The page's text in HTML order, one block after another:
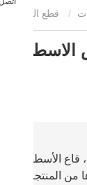
قطع البناء
قاع الأسطوانة ،
من المنتجات